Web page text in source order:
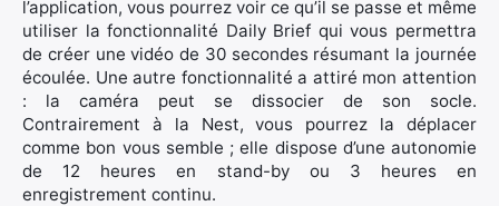
l’application, vous pourrez voir ce qu’il se passe et même
utiliser la fonctionnalité Daily Brief qui vous permettra
de créer une vidéo de 30 secondes résumant la journée
écoulée. Une autre fonctionnalité a attiré mon attention
: la caméra peut se dissocier de son socle.
Contrairement à la Nest, vous pourrez la déplacer
comme bon vous semble ; elle dispose d’une autonomie
de 12 heures en stand-by ou 3 heures en
enregistrement continu.